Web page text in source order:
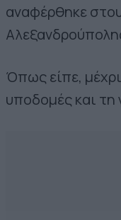
αναφέρθηκε
Όπως είπε,
υποδομές και